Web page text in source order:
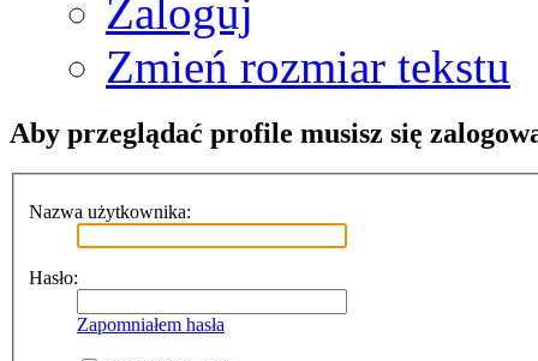
Zaloguj
Zmień rozmiar tekstu
Aby przeglądać profile musisz się
Nazwa użytkownika:
Hasło:
Zapomniałem hasła